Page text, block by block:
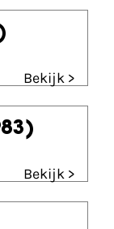
Bekijk >
Bekijk >